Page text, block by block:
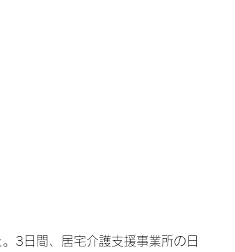
3日間、居宅介護支援事業所の日